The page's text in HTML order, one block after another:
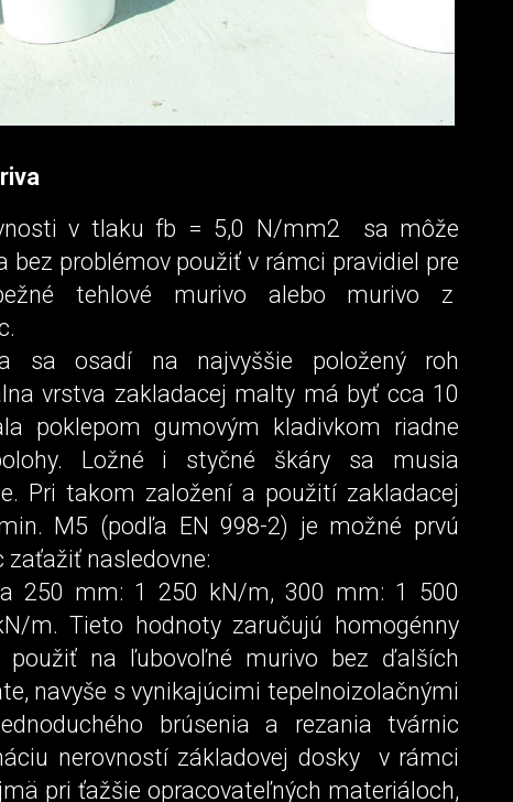
v tlaku fb = 5,0 N/mm2 sa môže
bez problémov po­užiť v rámci pravidiel pre
tehlové murivo alebo murivo z
sa osadí na najvyššie položený roh
vrstva zakladacej malty má byť cca 10
poklepom gumovým kladivkom riadne
Ložné i styčné škáry sa musia
Pri takom zalo­žení a použití zakladacej
M5 (podľa EN 998-2) je možné prvú
na­sledovne:
250 mm: 1 250 kN/m, 300 mm: 1 500
m. Tieto hodnoty zaručujú homogénny
na ľubovoľné murivo bez ďalších
navyše s vynikajúcimi te­pelnoizolačnými
brúsenia a rezania tvárnic
nerovností základovej dosky v rámci
pri ťažšie opracovateľných materiáloch,